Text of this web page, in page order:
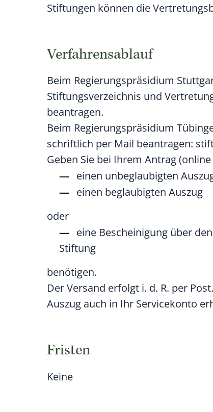
Stiftungen können die
Verfahrensablauf
Beim Regierungspräsidium
Stiftungsverzeichnis und
beantragen.
Beim Regierungspräsidium
schriftlich per Mail beantragen:
Geben Sie bei Ihrem Antrag
einen unbeglaubigten
einen beglaubigten Auszug
oder
eine Bescheinigung über
Stiftung
benötigen.
Der Versand erfolgt i. d. R. per
Auszug auch in Ihr Servicekonto
Fristen
Keine